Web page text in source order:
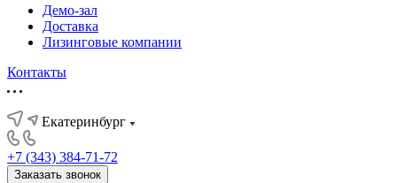
Демо-зал
Доставка
Лизинговые компании
Контакты
Екатеринбург
+7 (343) 384-71-72
Заказать звонок